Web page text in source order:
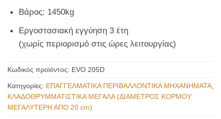
Βάρος: 1450kg
Εργοστασιακή εγγύηση 3 έτη
(χωρίς περιορισμό στις ώρες λειτουργίας)
Κωδικός προϊόντος: EVO 205D
Κατηγορίες: ΕΠΑΓΓΕΛΜΑΤΙΚΑ ΠΕΡΙΒΑΛΛΟΝΤΙΚΑ ΜΗΧΑΝΗΜΑΤΑ,
ΚΛΑΔΟΘΡΥΜΜΑΤΙΣΤΙΚΑ ΜΕΓΑΛΑ (ΔΙΑΜΕΤΡΟΣ ΚΟΡΜΟΥ
ΜΕΓΑΛΥΤΕΡΗ ΑΠΟ 20 cm)